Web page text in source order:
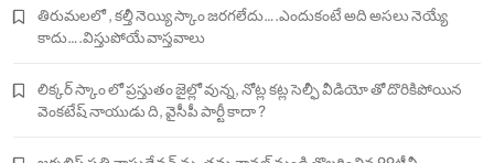
తిరుమలలో , కల్తీ నెయ్యి స్కాం జరగలేదు….ఎందుకంటే అది అసలు నెయ్యే
కాదు….విస్తుపోయే వాస్తవాలు
లిక్కర్ స్కాం లో ప్రస్తుతం జైల్లో వున్న, నోట్ల కట్ల సెల్ఫీ వీడియో తో దొరికిపోయిన
వెంకటేష్ నాయుడు ది, వైసీపీ పార్టీ కాదా ?